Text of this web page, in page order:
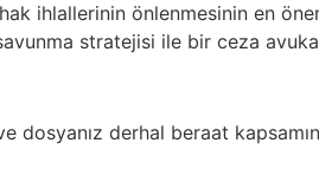
ihlallerinin önlenmesinin en
stratejisi ile bir ceza
dosyanız derhal beraat